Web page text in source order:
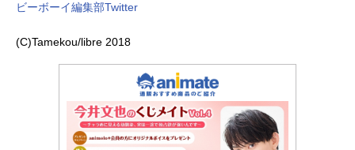
ビーボーイ編集部Twitter
(C)Tamekou/libre 2018